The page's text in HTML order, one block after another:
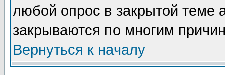
любой опрос в закрытой теме
закрываются по многим
Вернуться к началу